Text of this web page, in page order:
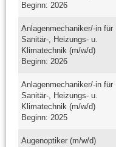
Beginn: 2026
Anlagenmechaniker/-in für
Sanitär-, Heizungs- u.
Klimatechnik (m/w/d)
Beginn: 2026
Anlagenmechaniker/-in für
Sanitär-, Heizungs- u.
Klimatechnik (m/w/d)
Beginn: 2025
Augenoptiker (m/w/d)